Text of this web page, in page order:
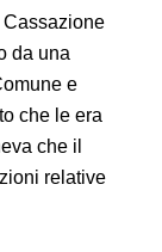
Cassazione
da una
e
che le era
che il
relative